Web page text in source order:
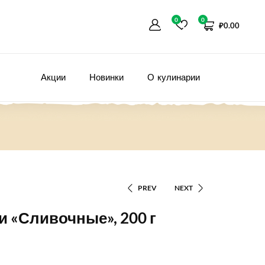
0
₽0.00
0
Акции Новинки О кулинарии
PREV NEXT
«Сливочные», 200 г